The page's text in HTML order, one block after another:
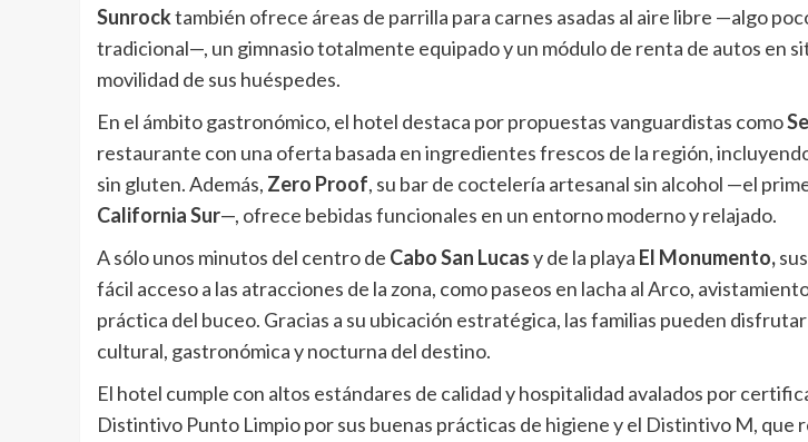
Sunrocktambién ofrece áreas de parrilla para carnes asadas al aire libre —algo
tradicional—, un gimnasio totalmente equipado y un módulo de renta de autos en
movilidad de sus huéspedes.
En el ámbito gastronómico, el hotel destaca por propuestas vanguardistas como
restaurante con una oferta basada en ingredientes frescos de la región,
sin gluten. Además, Zero Proof, su bar de coctelería artesanal sin alcohol —el
California Sur—, ofrece bebidas funcionales en un entorno moderno y relajado.
A sólo unos minutos del centro de Cabo San Lucasy de la playa El Monumento,
fácil acceso a las atracciones de la zona, como paseos en lacha al Arco,
práctica del buceo. Gracias a su ubicación estratégica, las familias pueden
cultural, gastronómica y nocturna del destino.
El hotel cumple con altos estándares de calidad y hospitalidad avalados por
Distintivo Punto Limpio por sus buenas prácticas de higiene y el Distintivo M, que